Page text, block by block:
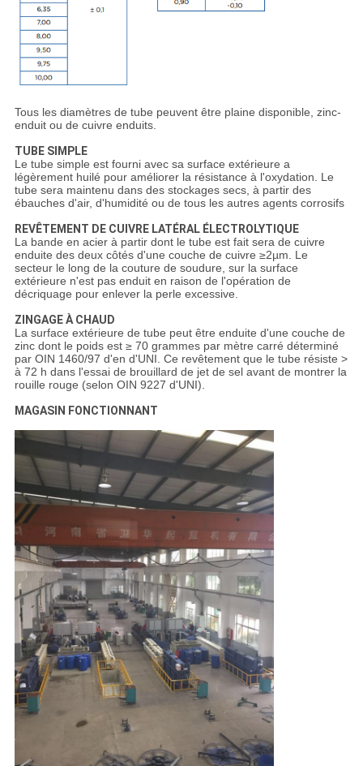
Tous les diamètres de tube peuvent être plaine disponible, zinc-
enduit ou de cuivre enduits.
TUBE SIMPLE
Le tube simple est fourni avec sa surface extérieure a
légèrement huilé pour améliorer la résistance à l'oxydation. Le
tube sera maintenu dans des stockages secs, à partir des
ébauches d'air, d'humidité ou de tous les autres agents corrosifs
REVÊTEMENT DE CUIVRE LATÉRAL ÉLECTROLYTIQUE
La bande en acier à partir dont le tube est fait sera de cuivre
enduite des deux côtés d'une couche de cuivre ≥2µm. Le
secteur le long de la couture de soudure, sur la surface
extérieure n'est pas enduit en raison de l'opération de
décriquage pour enlever la perle excessive.
ZINGAGE À CHAUD
La surface extérieure de tube peut être enduite d'une couche de
zinc dont le poids est ≥ 70 grammes par mètre carré déterminé
par OIN 1460/97 d'en d'UNI. Ce revêtement que le tube résiste >
à 72 h dans l'essai de brouillard de jet de sel avant de montrer la
rouille rouge (selon OIN 9227 d'UNI).
MAGASIN FONCTIONNANT